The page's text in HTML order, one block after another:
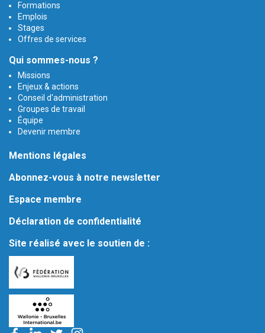
Formations
Emplois
Stages
Offres de services
Qui sommes-nous ?
Missions
Enjeux & actions
Conseil d'administration
Groupes de travail
Équipe
Devenir membre
Mentions légales
Abonnez-vous à notre newsletter
Espace membre
Déclaration de confidentialité
Site réalisé avec le soutien de :